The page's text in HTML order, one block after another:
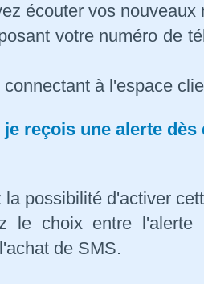
écouter vos nouveaux
votre numéro de
connectant à l'espace
je reçois une alerte
la possibilité d'activer
le choix entre
de SMS.